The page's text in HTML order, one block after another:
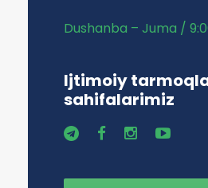
Dushanba – Juma /
Ijtimoiy
sahifalarimiz